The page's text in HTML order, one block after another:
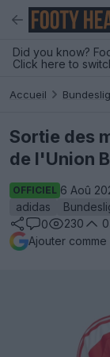
Did you know?
Click here to
Accueil
Sortie des
de l'Union
OFFICIEL 6 Aoû
adidas
0
230 0
Ajouter